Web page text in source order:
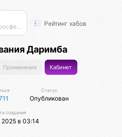
Cимулятор ноосферы Рейтинг хабов
Даримба
Применения Кабинет
Статус
Опубликован
создания
2025 в 03:14